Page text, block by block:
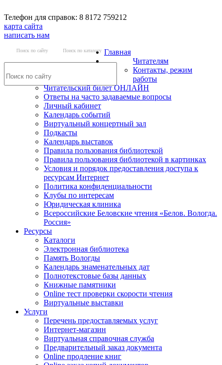
Телефон для справок: 8 8172 759212
карта сайта
написать нам
Поиск по сайту Поиск по каталогу Главная
Читателям
Контакты, режим
работы
Читательский билет ОНЛАЙН
Ответы на часто задаваемые вопросы
Личный кабинет
Календарь событий
Виртуальный концертный зал
Подкасты
Календарь выставок
Правила пользования библиотекой
Правила пользования библиотекой в картинках
Условия и порядок предоставления доступа к
ресурсам Интернет
Политика конфиденциальности
Клубы по интересам
Юридическая клиника
Всероссийские Беловские чтения «Белов. Вологда.
Россия»
Ресурсы
Каталоги
Электронная библиотека
Память Вологды
Календарь знаменательных дат
Полнотекстовые базы данных
Книжные памятники
Online тест проверки скорости чтения
Виртуальные выставки
Услуги
Перечень предоставляемых услуг
Интернет-магазин
Виртуальная справочная служба
Предварительный заказ документа
Online продление книг